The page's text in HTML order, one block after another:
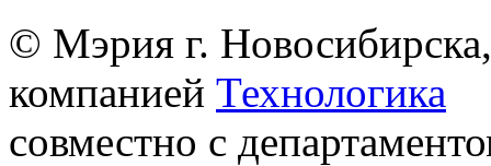
© Мэрия г.
компанией Технологика
совместно с